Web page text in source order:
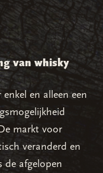
van whisky
en alleen een
markt voor
veranderd en
de afgelopen